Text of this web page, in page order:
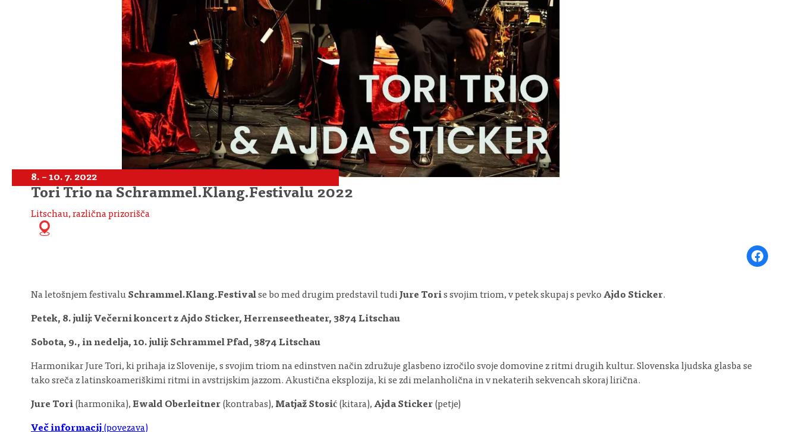
8. – 10. 7. 2022
Tori Trio na Schrammel.Klang.Festivalu 2022
Litschau, različna prizorišča
Share on
Na letošnjem festivalu Schrammel.Klang.Festivalse bo med drugim predstavil tudiJure Toris svojim triom, v petek skupaj s pevko Ajdo Sticker.
Petek, 8. julij: Večerni koncert z Ajdo Sticker, Herrenseetheater, 3874 Litschau
Sobota, 9., in nedelja, 10. julij: Schrammel Pfad, 3874 Litschau
Harmonikar Jure Tori, ki prihaja iz Slovenije, s svojim triom na edinstven način združuje glasbeno izročilo svoje domovine z ritmi drugih kultur. Slovenska ljudska glasba se
tako sreča z latinskoameriškimi ritmi in avstrijskim jazzom. Akustična eksplozija, ki se zdi melanholična in v nekaterih sekvencah skoraj lirična.
Jure Tori (harmonika),Ewald Oberleitner (kontrabas),Matjaž Stosić (kitara),Ajda Sticker (petje)
Več informacij (povezava)